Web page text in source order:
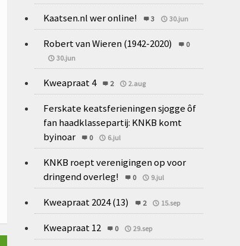
Kaatsen.nl wer online! 3 30.jun
Robert van Wieren (1942-2020)
0
30.jun
Kweapraat 4 2 2.aug
Ferskate keatsferieningen sjogge ôf
fan haadklassepartij: KNKB komt
byinoar
0 6.jul
KNKB roept verenigingen op voor
dringend overleg!
0 9.jul
Kweapraat 2024 (13) 2 15.sep
Kweapraat 12 0 29.sep